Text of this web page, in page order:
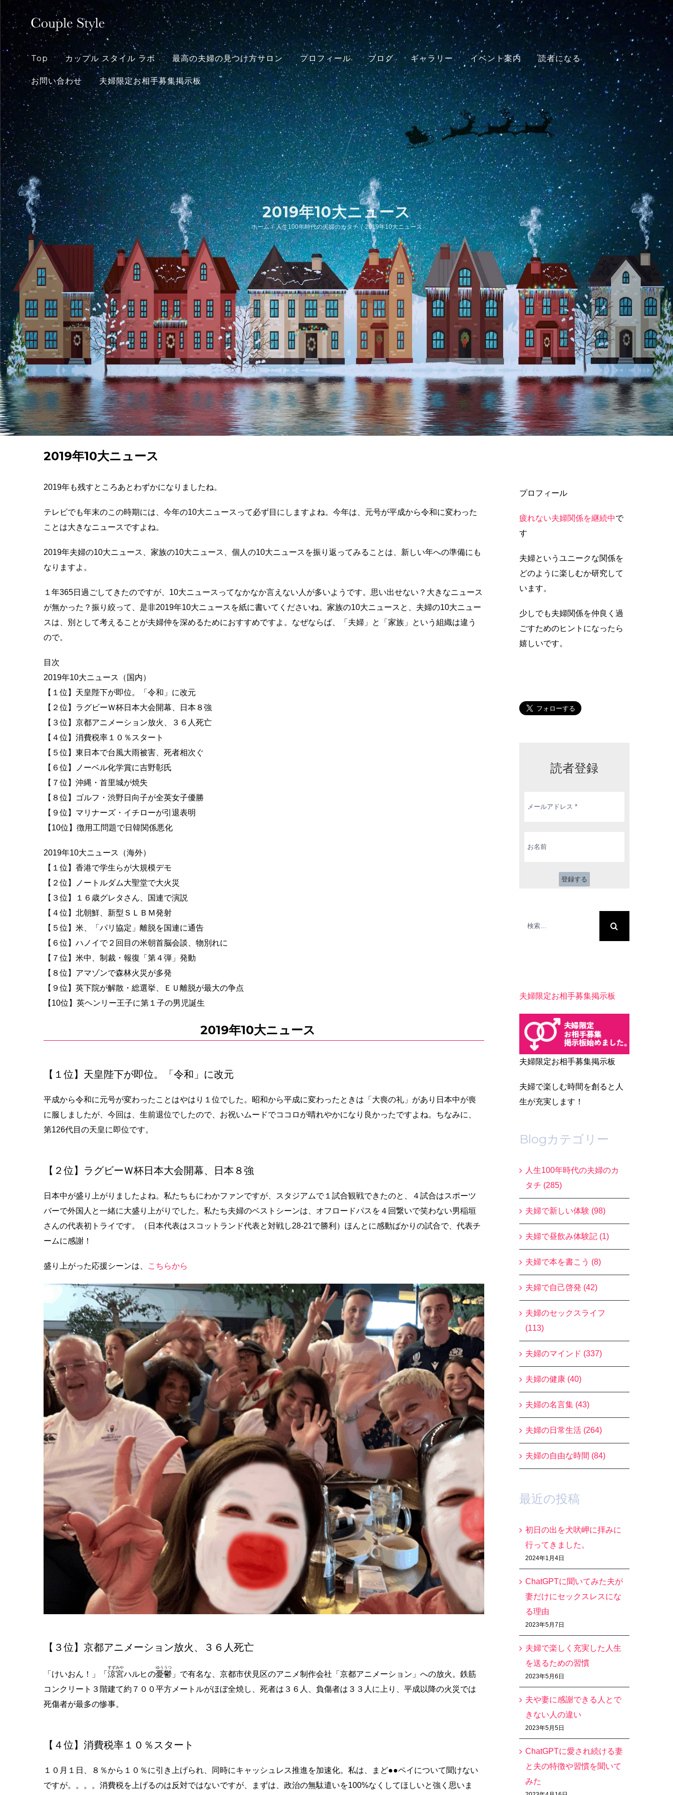
content
Top カップル スタイル ラボ 最高の夫婦の見つけ方サロン プロフィール ブログ ギャラリー イベント案内 読者になる
お問い合わせ 夫婦限定お相手募集掲示板
2019年10大ニュース
ホーム / 人生100年時代の夫婦のカタチ / 2019年10大ニュース
2019年10大ニュース
2019年も残すところあとわずかになりましたね。
テレビでも年末のこの時期には、今年の10大ニュースって必ず目にしますよね。今年は、元号が平成から令和に変わった
ことは大きなニュースですよね。
2019年夫婦の10大ニュース、家族の10大ニュース、個人の10大ニュースを振り返ってみることは、新しい年への準備にも
なりますよ。
１年365日過ごしてきたのですが、10大ニュースってなかなか言えない人が多いようです。思い出せない？大きなニュース
が無かった？振り絞って、 是非2019年10大ニュースを紙に書いてくださいね。家族の10大ニュースと、夫婦の10大ニュー
スは、別として考えることが夫婦仲を深めるためにおすすめですよ。なぜならば、「夫婦」と「家族」という組織は違う
ので。
目次
2019年10大ニュース（国内）
【１位】天皇陛下が即位。「令和」に改元
【２位】ラグビーＷ杯日本大会開幕、日本８強
【３位】京都アニメーション放火、３６人死亡
【４位】消費税率１０％スタート
【５位】東日本で台風大雨被害、死者相次ぐ
【６位】ノーベル化学賞に吉野彰氏
【７位】沖縄・首里城が焼失
【８位】ゴルフ・渋野日向子が全英女子優勝
【９位】マリナーズ・イチローが引退表明
【10位】徴用工問題で日韓関係悪化
2019年10大ニュース（海外）
【１位】香港で学生らが大規模デモ
【２位】ノートルダム大聖堂で大火災
【３位】１６歳グレタさん、国連で演説
【４位】北朝鮮、新型ＳＬＢＭ発射
【５位】米、「パリ協定」離脱を国連に通告
【６位】ハノイで２回目の米朝首脳会談、物別れに
【７位】米中、制裁・報復「第４弾」発動
【８位】アマゾンで森林火災が多発
【９位】英下院が解散・総選挙、ＥＵ離脱が最大の争点
【10位】英ヘンリー王子に第１子の男児誕生
2019年10大ニュース
【１位】天皇陛下が即位。「令和」に改元
平成から令和に元号が変わったことはやはり１位でした。昭和から平成に変わったときは「大喪の礼」があり日本中が喪
に服しましたが、今回は、生前退位でしたので、お祝いムードでココロが晴れやかになり良かったですよね。ちなみに、
第126代目の天皇に即位です。
【２位】ラグビーＷ杯日本大会開幕、日本８強
日本中が盛り上がりましたよね。私たちもにわかファンですが、スタジアムで１試合観戦できたのと、４試合はスポーツ
バーで外国人と一緒に大盛り上がりでした。私たち夫婦のベストシーンは、オフロードパスを４回繋いで笑わない男稲垣
さんの代表初トライです。（日本代表はスコットランド代表と対戦し28-21で勝利）ほんとに感動ばかりの試合で、代表チ
ームに感謝！
盛り上がった応援シーンは、 こちらから
【３位】京都アニメーション放火、３６人死亡
「けいおん！」「 涼宮
すずみや
ハルヒの憂鬱
ゆううつ
」で有名な、京都市伏見区のアニメ制作会社「京都アニメーション」への放火。鉄筋
コンクリート３階建て約７００平方メートルがほぼ全焼し、死者は３６人、負傷者は３３人に上り、平成以降の火災では
死傷者が最多の惨事。
【４位】消費税率１０％スタート
１０月１日、８％から１０％に引き上げられ、同時にキャッシュレス推進を加速化。私は、まど●●ペイについて聞けない
ですが。。。。消費税を上げるのは反対ではないですが、まずは、政治の無駄遣いを100%なくしてほしいと強く思いま
プロフィール
疲れない夫婦関係を継続中で
す
夫婦というユニークな関係を
どのように楽しむか研究して
います。
少しでも夫婦関係を仲良く過
ごすためのヒントになったら
嬉しいです。
読者登録
ー
夫婦限定お相手募集掲示板
夫婦限定お相手募集掲示板
夫婦で楽しむ時間を創ると人
生が充実します！
Blogカテゴリー
人生100年時代の夫婦のカ
タチ (285)
夫婦で新しい体験 (98)
夫婦で昼飲み体験記 (1)
夫婦で本を書こう (8)
夫婦で自己啓発 (42)
夫婦のセックスライフ
(113)
夫婦のマインド (337)
夫婦の健康 (40)
夫婦の名言集 (43)
夫婦の日常生活 (264)
夫婦の自由な時間 (84)
最近の投稿
初日の出を犬吠岬に拝みに
行ってきました。
2024年1月4日
ChatGPTに聞いてみた夫が
妻だけにセックスレスにな
る理由
2023年5月7日
夫婦で楽しく充実した人生
を送るための習慣
2023年5月6日
夫や妻に感謝できる人とで
きない人の違い
2023年5月5日
ChatGPTに愛され続ける妻
と夫の特徴や習慣を聞いて
みた